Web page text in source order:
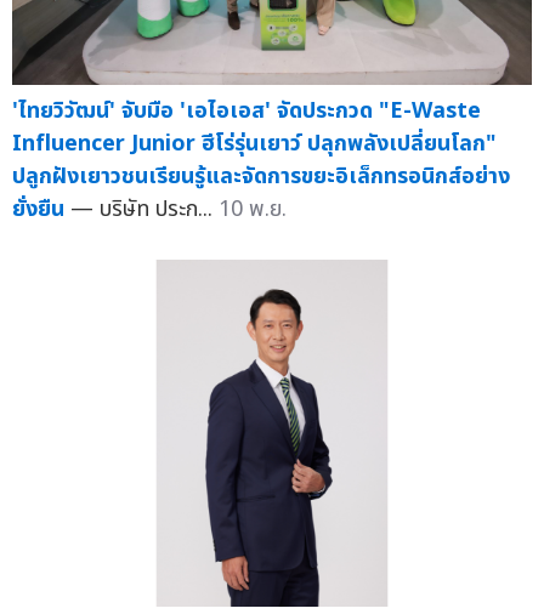
'ไทยวิวัฒน์' จับมือ 'เอไอเอส' จัดประกวด "E-Waste
Influencer Junior ฮีโร่รุ่นเยาว์ ปลุกพลังเปลี่ยนโลก"
ปลูกฝังเยาวชนเรียนรู้และจัดการขยะอิเล็กทรอนิกส์อย่าง
ยั่งยืน — บริษัท ประก... 10 พ.ย.